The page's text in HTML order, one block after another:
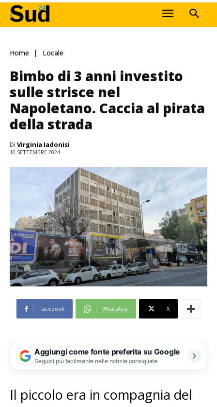
Home Locale
Bimbo di 3 anni investito
sulle strisce nel
Napoletano. Caccia al pirata
della strada
Di Virginia Iadonisi
10 SETTEMBRE 2024
Facebook WhatsApp X
Aggiungi come fonte preferita su Google
Seguici più facilmente nelle notizie consigliate
Il piccolo era in compagnia del